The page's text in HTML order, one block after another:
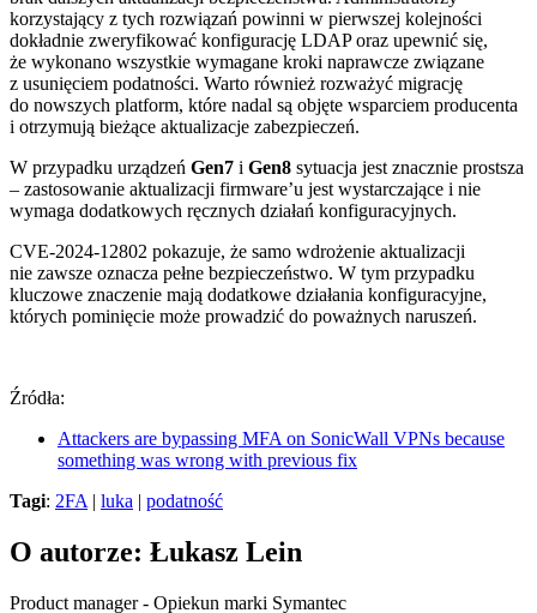
korzystający z tych rozwiązań powinni w pierwszej kolejności
dokładnie zweryfikować konfigurację LDAP oraz upewnić się,
że wykonano wszystkie wymagane kroki naprawcze związane
z usunięciem podatności. Warto również rozważyć migrację
do nowszych platform, które nadal są objęte wsparciem producenta
i otrzymują bieżące aktualizacje zabezpieczeń.
W przypadku urządzeń Gen7 i Gen8 sytuacja jest znacznie prostsza
– zastosowanie aktualizacji firmware’u jest wystarczające i nie
wymaga dodatkowych ręcznych działań konfiguracyjnych.
CVE-2024-12802 pokazuje, że samo wdrożenie aktualizacji
nie zawsze oznacza pełne bezpieczeństwo. W tym przypadku
kluczowe znaczenie mają dodatkowe działania konfiguracyjne,
których pominięcie może prowadzić do poważnych naruszeń.
Źródła:
Attackers are bypassing MFA on SonicWall VPNs because
something was wrong with previous fix
Tagi: 2FA | luka | podatność
O autorze: Łukasz Lein
Product manager - Opiekun marki Symantec